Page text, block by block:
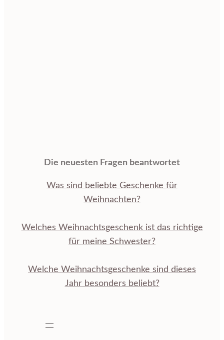
Die neuesten Fragen beantwortet
Was sind beliebte Geschenke für
Weihnachten?
Welches Weihnachtsgeschenk ist das richtige
für meine Schwester?
Welche Weihnachtsgeschenke sind dieses
Jahr besonders beliebt?